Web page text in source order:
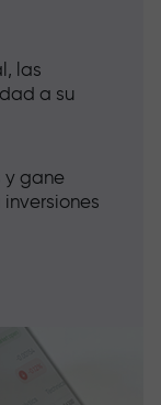
las
a su
y gane